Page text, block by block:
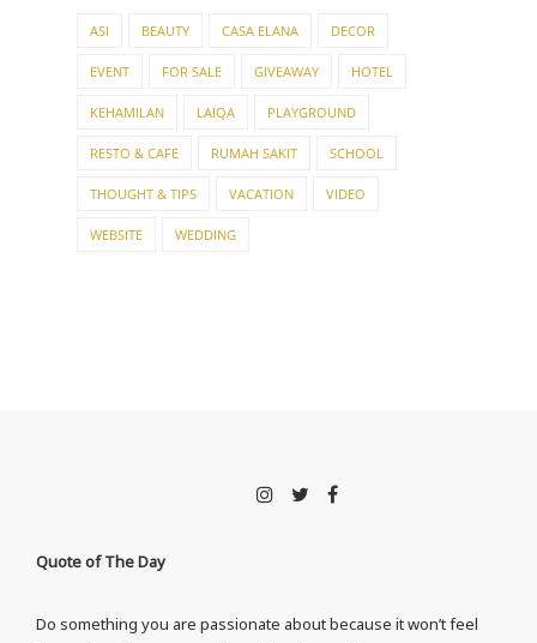
ASI BEAUTY CASA ELANA DECOR
EVENT FOR SALE GIVEAWAY HOTEL
KEHAMILAN LAIQA PLAYGROUND
RESTO & CAFE RUMAH SAKIT SCHOOL
THOUGHT & TIPS VACATION VIDEO
WEBSITE WEDDING
Quote of The Day
Do something you are passionate about because it won’t feel